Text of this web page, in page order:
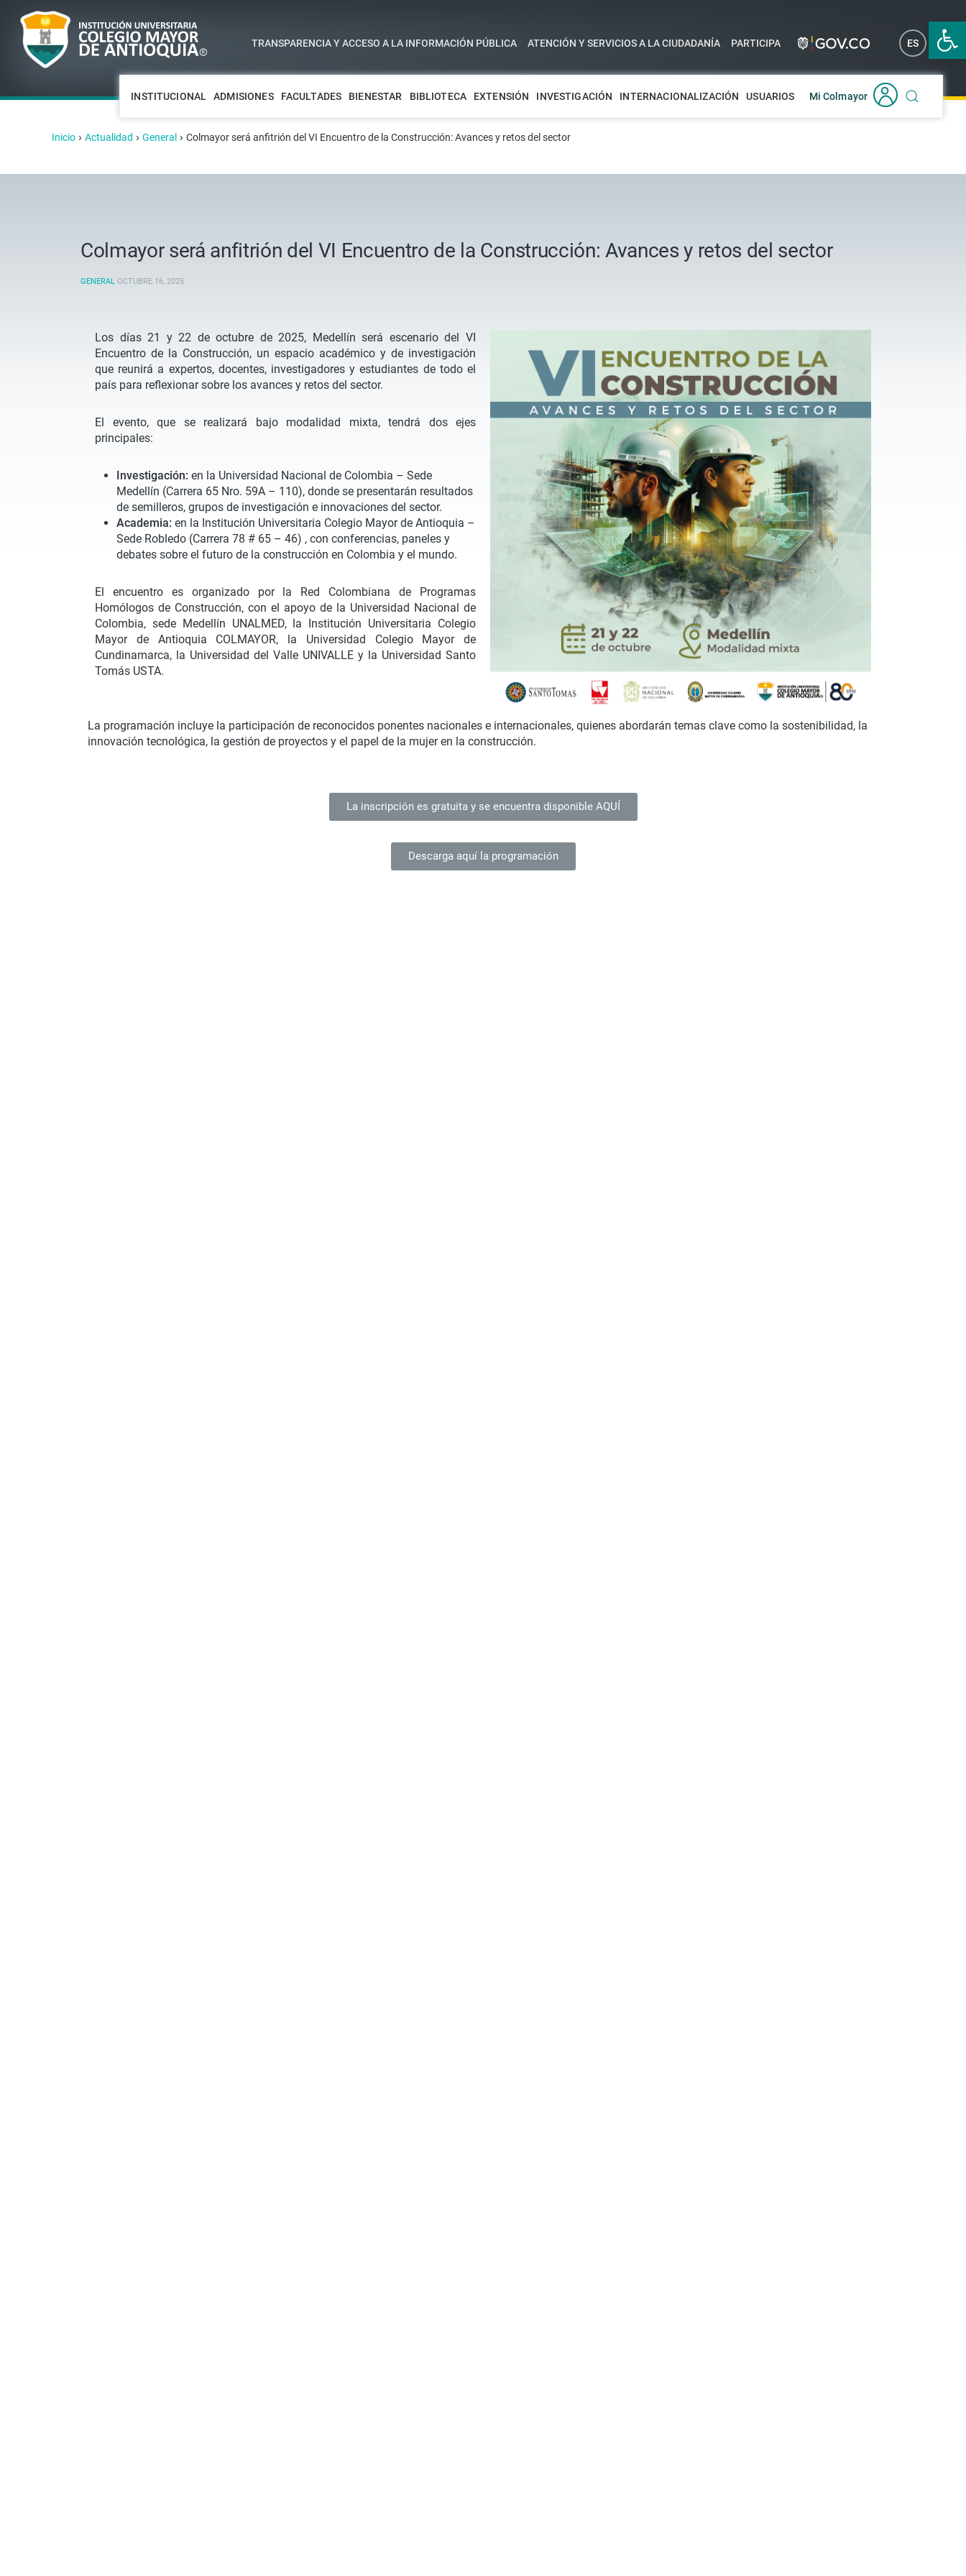
Abrir
TRANSPARENCIA Y ACCESO A LA INFORMACIÓN PÚBLICA ATENCIÓN Y SERVICIOS A LA CIUDADANÍA PARTICIPA ES EN
INSTITUCIONAL ADMISIONES FACULTADES BIENESTAR BIBLIOTECA EXTENSIÓN INVESTIGACIÓN INTERNACIONALIZACIÓN USUARIOS Mi Colmayor
Inicio › Actualidad › General › Colmayor será anfitrión del VI Encuentro de la Construcción: Avances y retos del sector
Colmayor será anfitrión del VI Encuentro de la Construcción: Avances y retos del sector
GENERAL OCTUBRE 16, 2025.
Los días 21 y 22 de octubre de 2025, Medellín será escenario del VI
Encuentro de la Construcción, un espacio académico y de investigación
que reunirá a expertos, docentes, investigadores y estudiantes de todo el
país para reflexionar sobre los avances y retos del sector.
El evento, que se realizará bajo modalidad mixta, tendrá dos ejes
principales:
Investigación: en la Universidad Nacional de Colombia – Sede
Medellín (Carrera 65 Nro. 59A – 110), donde se presentarán resultados
de semilleros, grupos de investigación e innovaciones del sector.
Academia: en la Institución Universitaria Colegio Mayor de Antioquia –
Sede Robledo (Carrera 78 # 65 – 46) , con conferencias, paneles y
debates sobre el futuro de la construcción en Colombia y el mundo.
El encuentro es organizado por la Red Colombiana de Programas
Homólogos de Construcción, con el apoyo de la Universidad Nacional de
Colombia, sede Medellín UNALMED, la Institución Universitaria Colegio
Mayor de Antioquia COLMAYOR, la Universidad Colegio Mayor de
Cundinamarca, la Universidad del Valle UNIVALLE y la Universidad Santo
Tomás USTA.
La programación incluye la participación de reconocidos ponentes nacionales e internacionales, quienes abordarán temas clave como la sostenibilidad, la
innovación tecnológica, la gestión de proyectos y el papel de la mujer en la construcción.
La inscripción es gratuita y se encuentra disponible AQUÍ
Descarga aquí la programación